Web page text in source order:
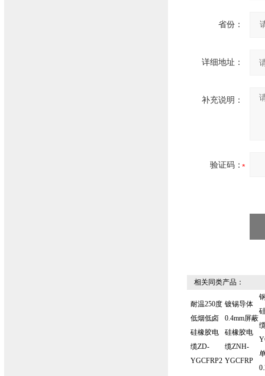
省份：
详细地址：
补充说明：
验证码：
相关同类产品：
耐温250度
低烟低卤
硅橡胶电
缆ZD-
YGCFRP2
镀锡导体
0.4mm屏蔽
硅橡胶电
缆ZNH-
YGCFRP